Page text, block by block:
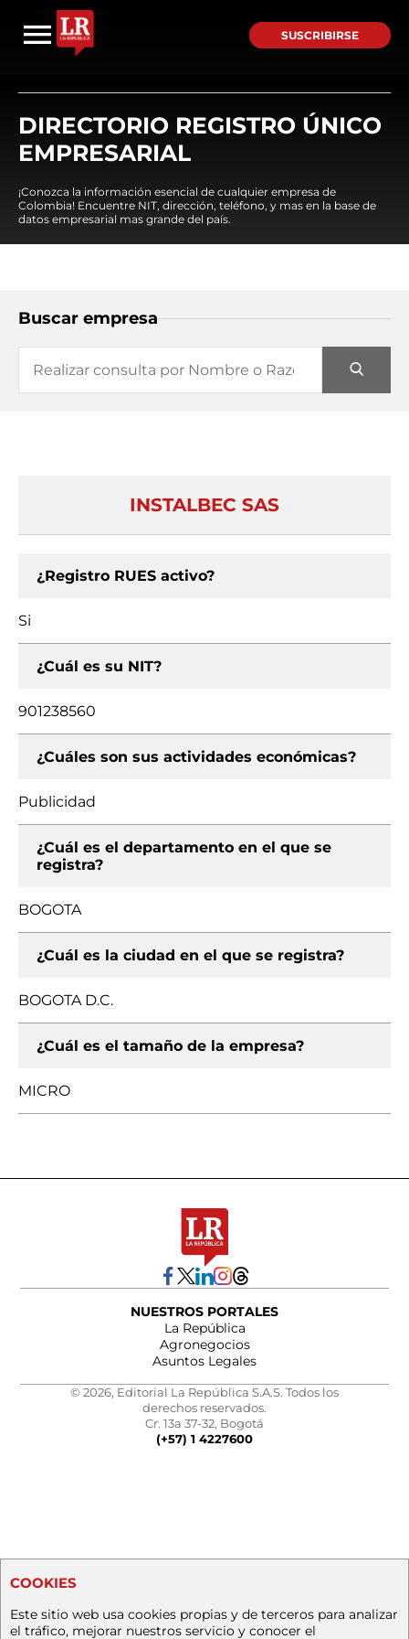
SUSCRIBIRSE
DIRECTORIO REGISTRO ÚNICO
EMPRESARIAL
¡Conozca la información esencial de cualquier empresa de
Colombia! Encuentre NIT, dirección, teléfono, y mas en la base de
datos empresarial mas grande del país.
Buscar empresa
INSTALBEC SAS
¿Registro RUES activo?
Si
¿Cuál es su NIT?
901238560
¿Cuáles son sus actividades económicas?
Publicidad
¿Cuál es el departamento en el que se
registra?
BOGOTA
¿Cuál es la ciudad en el que se registra?
BOGOTA D.C.
¿Cuál es el tamaño de la empresa?
MICRO
NUESTROS PORTALES
La República
Agronegocios
Asuntos Legales
© 2026, Editorial La República S.A.S. Todos los
derechos reservados.
Cr. 13a 37-32, Bogotá
(+57) 1 4227600
COOKIES
Este sitio web usa cookies propias y de terceros para analizar
el tráfico, mejorar nuestros servicio y conocer el